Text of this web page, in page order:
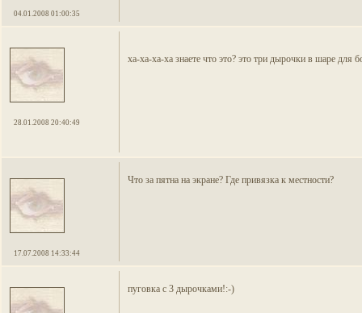
04.01.2008 01:00:35
28.01.2008 20:40:49
ха-ха-ха-ха знаете что это? это три дырочки в шаре для
17.07.2008 14:33:44
Что за пятна на экране? Где привязка к местности?
пуговка с 3 дырочками!:-)